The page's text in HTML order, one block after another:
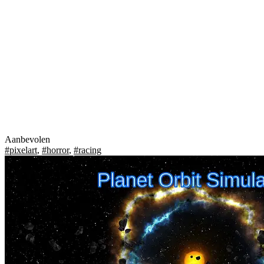
Aanbevolen
#pixelart, #horror, #racing